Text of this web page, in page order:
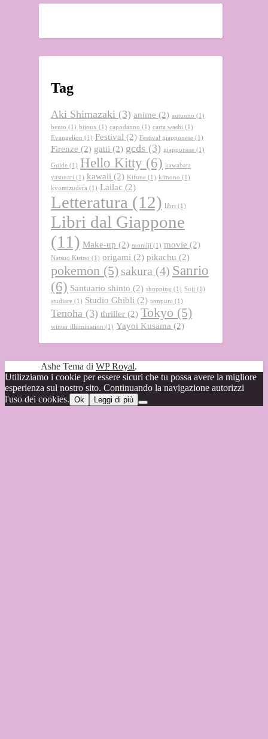
Tag
Aki Shimazaki (3) anime (2) autunno (1)
bento (1) bijoux (1) capodanno (1) carta washi (1)
Evangelion (1) Festival (2) Festival giapponese (1)
Firenze (2) gatti (2) gcds (3) giapponese (1)
Guide (1) Hello Kitty (6) kawabata
yasunari (1) kawaii (2) Kifune (1) kimono (1)
kyomizudera (1) Lailac (2)
Letteratura (12) libri (1)
Libri dal Giappone
(11) Make-up (2) momiji (1) movie (2)
Natsuo Kirino (1) origami (2) pikachu (2)
pokemon (5) sakura (4) Sanrio
(6) Santuario shinto (2) shopping (1) Soji (1)
studiare (1) Studio Ghibli (2) tempura (1)
Tenoha (3) thriller (2) Tokyo (5)
winter illumination (1) Yayoi Kusama (2)
Ashe Tema di WP Royal.
Utilizziamo i cookie per essere sicuri che tu possa avere la migliore
esperienza sul nostro sito. Continuando la navigazione autorizzi
l'uso dei cookies. Ok Leggi di più